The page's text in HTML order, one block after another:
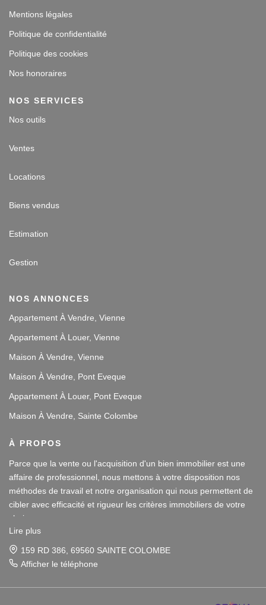
Mentions légales
Politique de confidentialité
Politique des cookies
Nos honoraires
NOS SERVICES
Nos outils
Ventes
Locations
Biens vendus
Estimation
Gestion
NOS ANNONCES
Appartement À Vendre, Vienne
Appartement À Louer, Vienne
Maison À Vendre, Vienne
Maison À Vendre, Pont Eveque
Appartement À Louer, Pont Eveque
Maison À Vendre, Sainte Colombe
À PROPOS
Parce que la vente ou l'acquisition d'un bien immobilier est une
affaire de professionnel, nous mettons à votre disposition nos
méthodes de travail et notre organisation qui nous permettent de
cibler avec efficacité et rigueur les critères immobiliers de votre
choix.
Notre disponibilité et notre écoute au sein de nos agences
immobilières à Vienne et Sainte Colombe les Vienne, au Sud de
et agréable afin que votre investissement reste un plaisir.
Lire plus
159 RD 386, 69560 SAINTE COLOMBE
Afficher le téléphone